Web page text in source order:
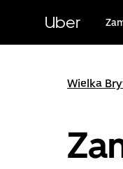
zawartości
Uber
Wielka